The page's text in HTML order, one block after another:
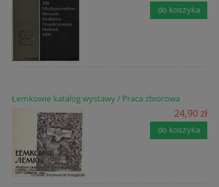
do koszyka
Łemkowie katalog wystawy / Praca zbiorowa
24,90 zł
do koszyka